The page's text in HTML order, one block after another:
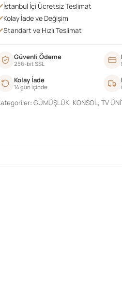
İstanbul İçi Ücretsiz Teslimat
Kolay İade ve Değişim
Standart ve Hızlı Teslimat
Güvenli Ödeme
256-bit SSL
Kolay İade
14 gün içinde
GÜMÜŞLÜK, KONSOL,TV